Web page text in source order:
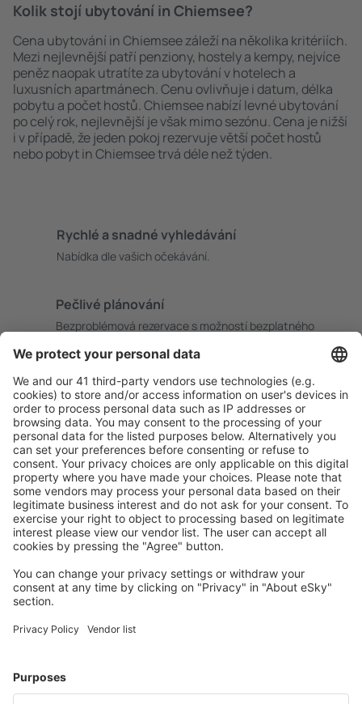
Kolik stojí ubytování in Chiemsee?
Cena ubytování in Chiemsee záleží na několika kritériích.
Mezi nejlevnější patří penziony, hostely a kempy, nejvíce
peněz naopak utratíte za ubytování v hotelech a
luxusních apartmánech. Cenu ovlivňuje i datum, délka
pobytu a počet hostů. Chiemsee nabízí levné ubytování
po celý rok, nejlevnější je však mimo sezónu. Cena je nižší
i v případě, že jeden pokoj rezervuje větší počet hostů
nebo pobyt in Chiemsee trvá déle než týden.
Rychlé a snadné vyhledávání
Nabídka dle vašich očekávání.
Pečlivé plánování
Bezproblémová rezervace s možností bezplatného
S námi ušetříte
Atraktivní ceny a speciální nabídky pro přihlášené
uživatele.
Ubytování dle vašeho gusta
Vyberte si z více než 1.3 milionu zařízení: hotelů,
apartmánů, chat a dalších.
Ubytování v Německu - Oblíbená města
Ubytování in Grömitz Ubytování in Röbel/Müritz